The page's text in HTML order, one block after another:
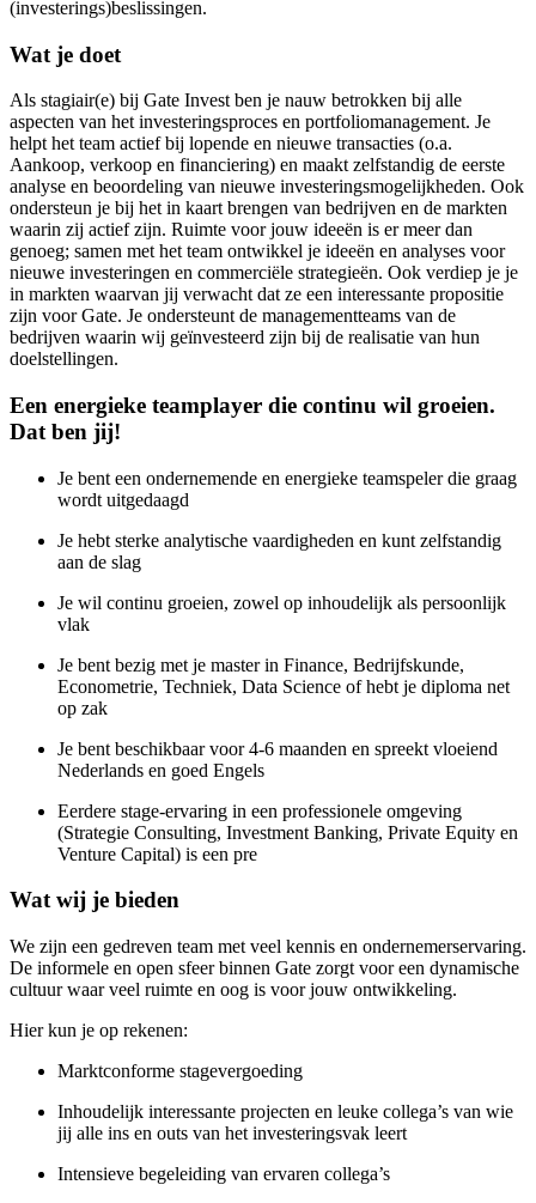
(investerings)beslissingen.
Wat je doet
Als stagiair(e) bij Gate Invest ben je nauw betrokken bij alle
aspecten van het investeringsproces en portfoliomanagement. Je
helpt het team actief bij lopende en nieuwe transacties (o.a.
Aankoop, verkoop en financiering) en maakt zelfstandig de eerste
analyse en beoordeling van nieuwe investeringsmogelijkheden. Ook
ondersteun je bij het in kaart brengen van bedrijven en de markten
waarin zij actief zijn. Ruimte voor jouw ideeën is er meer dan
genoeg; samen met het team ontwikkel je ideeën en analyses voor
nieuwe investeringen en commerciële strategieën. Ook verdiep je je
in markten waarvan jij verwacht dat ze een interessante propositie
zijn voor Gate. Je ondersteunt de managementteams van de
bedrijven waarin wij geïnvesteerd zijn bij de realisatie van hun
doelstellingen.
Een energieke teamplayer die continu wil groeien.
Dat ben jij!
Je bent een ondernemende en energieke teamspeler die graag
wordt uitgedaagd
Je hebt sterke analytische vaardigheden en kunt zelfstandig
aan de slag
Je wil continu groeien, zowel op inhoudelijk als persoonlijk
vlak
Je bent bezig met je master in Finance, Bedrijfskunde,
Econometrie, Techniek, Data Science of hebt je diploma net
op zak
Je bent beschikbaar voor 4-6 maanden en spreekt vloeiend
Nederlands en goed Engels
Eerdere stage-ervaring in een professionele omgeving
(Strategie Consulting, Investment Banking, Private Equity en
Venture Capital) is een pre
Wat wij je bieden
We zijn een gedreven team met veel kennis en ondernemerservaring.
De informele en open sfeer binnen Gate zorgt voor een dynamische
cultuur waar veel ruimte en oog is voor jouw ontwikkeling.
Hier kun je op rekenen:
Marktconforme stagevergoeding
Inhoudelijk interessante projecten en leuke collega’s van wie
jij alle ins en outs van het investeringsvak leert
Intensieve begeleiding van ervaren collega’s